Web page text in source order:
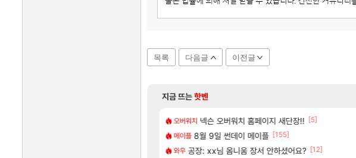
목록 다음글 이전글
지금 뜨는핫벤
오버워치 넥슨 오버워치 홈페이지 새단장!! [5]
메이플 8월 9일 썬데이 메이플 [155]
와우 공장: xx님 옴니움 장서 안하셨어요? [12]
아스오라 아사쿠라 마이 성우 정보 및 주요 필모
아스오라 아스오라 성우 정보 및 출연작 모음
아스오라 아키츠 아키나 성우 정보 및 주요 필모